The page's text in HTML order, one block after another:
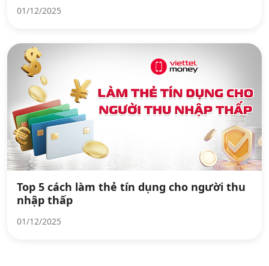
01/12/2025
Top 5 cách làm thẻ tín dụng cho người thu
nhập thấp
01/12/2025